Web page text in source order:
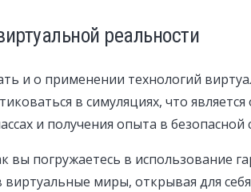
реальности
и о применении технологий
в симуляциях, что
и получения опыта в
вы погружаетесь в использование
виртуальные миры, открывая для